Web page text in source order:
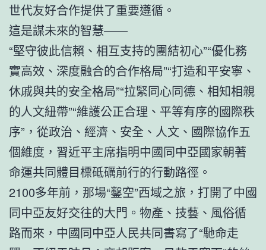
世代友好合作提供了重要遵循。
這是謀未來的智慧——
“堅守彼此信賴、相互支持的團結初心”“優化務
實高效、深度融合的合作格局”“打造和平安寧、
休戚與共的安全格局”“拉緊同心同德、相知相親
的人文紐帶”“維護公正合理、平等有序的國際秩
序”，從政治、經濟、安全、人文、國際協作五
個維度，習近平主席指明中國同中亞國家朝著
命運共同體目標砥礪前行的行動路徑。
2100多年前，那場“鑿空”西域之旅，打開了中國
同中亞友好交往的大門。物產、技藝、風俗循
路而來，中國同中亞人民共同書寫了“馳命走